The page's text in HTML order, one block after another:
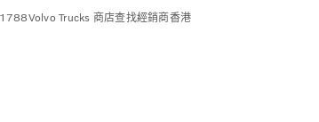
Volvo Trucks 商店查找經銷商香港